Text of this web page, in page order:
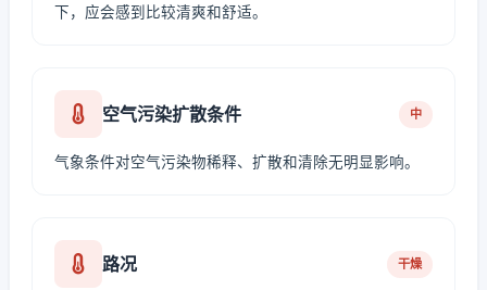
下，应会感到比较清爽和舒适。
空气污染扩散条件 中
气象条件对空气污染物稀释、扩散和清除无明显影响。
路况 干燥